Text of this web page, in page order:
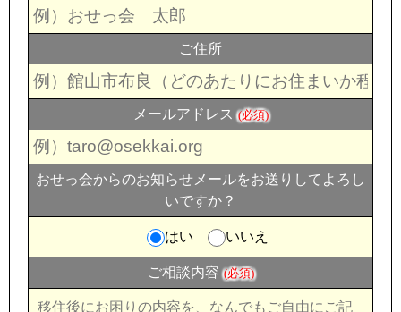
ご住所
メールアドレス (必須)
おせっ会からのお知らせメールをお送りしてよろし
いですか？
はい いいえ
ご相談内容 (必須)